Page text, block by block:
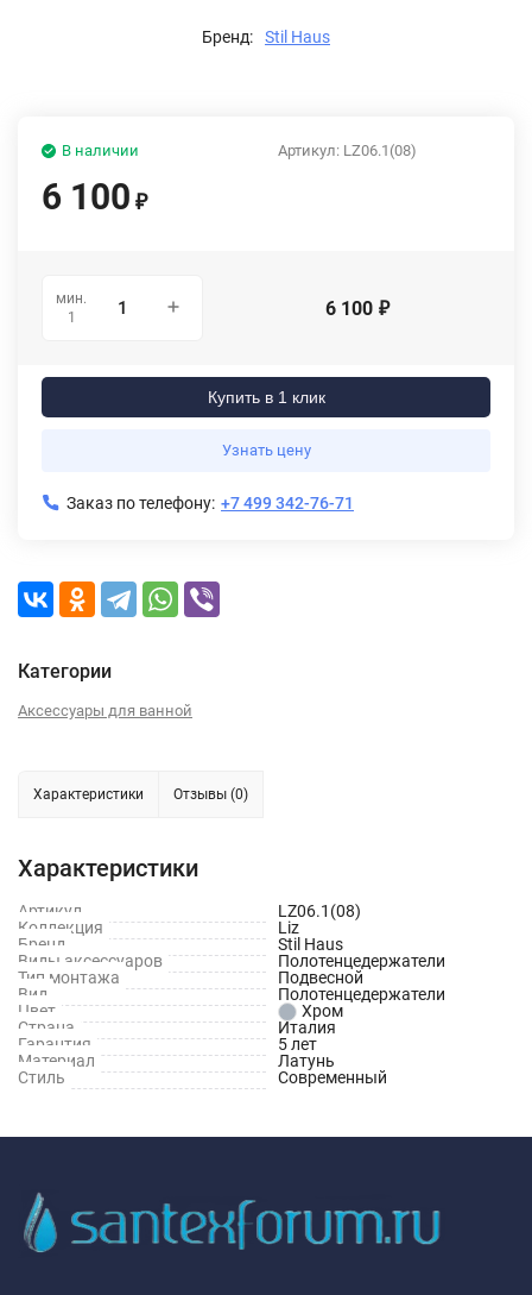
Бренд: Stil Haus
Артикул: LZ06.1(08)
В наличии
6 100 ₽
мин.
1
6 100 ₽
Купить в 1 клик
Узнать цену
Заказ по телефону: +7 499 342-76-71
Категории
Аксессуары для ванной
Характеристики Отзывы (0)
Характеристики
Артикул
LZ06.1(08)
Коллекция
Liz
Бренд
Stil Haus
Виды аксессуаров
Полотенцедержатели
Тип монтажа
Подвесной
Вид
Полотенцедержатели
Цвет
Хром
Страна
Италия
Гарантия
5 лет
Материал
Латунь
Стиль
Современный